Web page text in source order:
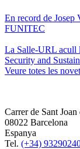
En record de Josep
FUNITEC
La Salle-URL acull
Security and
Veure totes les
Carrer de Sant
08022 Barcelona
Espanya
Tel. (+34)